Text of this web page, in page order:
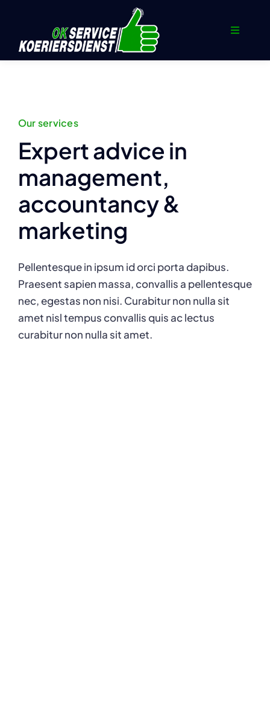
inhoud
Toggle
Home
Sneltransport
Opslag en Distributie
Documenten
Contact
Our services
Expert advice in
management,
accountancy &
marketing
Pellentesque in ipsum id orci porta dapibus.
Praesent sapien massa, convallis a pellentesque
nec, egestas non nisi. Curabitur non nulla sit
amet nisl tempus convallis quis ac lectus
curabitur non nulla sit amet.